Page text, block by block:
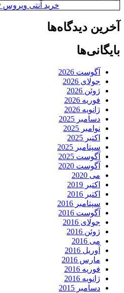
خرید آنتی ویروس Kaspersky
آخرین دیدگاه‌ها
بایگانی‌ها
آگوست 2026
جولای 2026
ژوئن 2026
فوریه 2026
ژانویه 2026
دسامبر 2025
نوامبر 2025
اکتبر 2025
سپتامبر 2025
آگوست 2025
آگوست 2020
می 2020
اکتبر 2019
اکتبر 2016
سپتامبر 2016
آگوست 2016
جولای 2016
ژوئن 2016
می 2016
آوریل 2016
مارس 2016
فوریه 2016
ژانویه 2016
دسامبر 2015